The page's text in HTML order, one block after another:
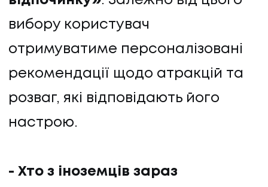
вибору користувач
отримуватиме персоналізовані
рекомендації щодо атракцій та
розваг, які відповідають його
настрою.
- Хто з іноземців зараз